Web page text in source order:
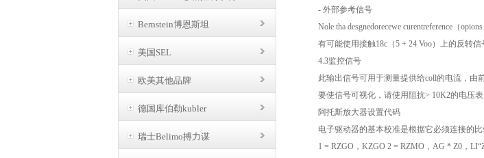
Bernstein博恩斯坦
美国SEL
欧美其他品牌
德国库伯勒kubler
瑞士Belimo搏力谋
- 外部参考信号
Nole tha desgnedorecewe curentreference（
有可能使用接触18c（5 + 24 Voo）上的反转信
4.3监控信号
此输出信号可用于测量提供给coll的电流，由
要使信号可视化，请使用阻抗> 10K2的电压表
阿托斯放大器设置代码
电子驱动器的基本校准是根据它必须连接的
1 = RZGO，KZGO 2 = RZMO，AG * Z0，